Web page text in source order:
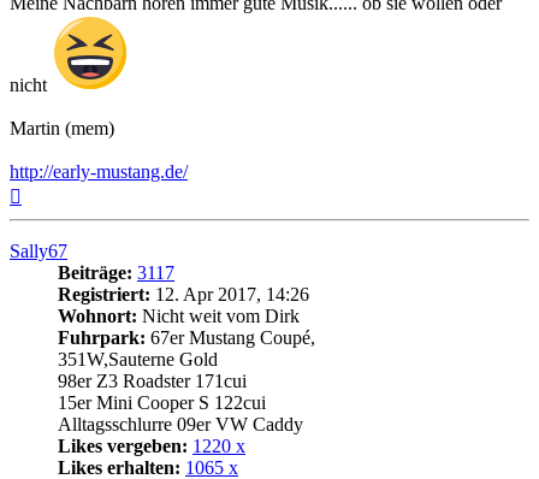
nicht
Martin (mem)
http://early-mustang.de/
Sally67
Beiträge: 3117
Registriert: 12. Apr 2017, 14:26
Wohnort: Nicht weit vom Dirk
Fuhrpark: 67er Mustang Coupé,
351W,Sauterne Gold
98er Z3 Roadster 171cui
15er Mini Cooper S 122cui
Alltagsschlurre 09er VW Caddy
Likes vergeben: 1220 x
Likes erhalten: 1065 x